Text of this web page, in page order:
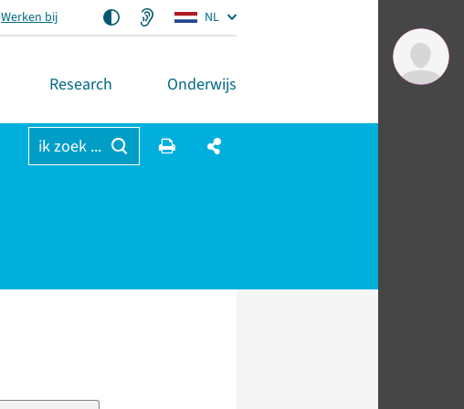
Werken bij NL
Research Onderwijs
ik zoek ...